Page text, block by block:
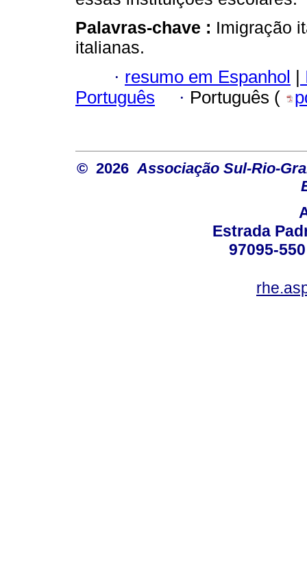
Palavras-chave : Imigração
italianas.
· resumo em Espanhol |
Português
· Português (
© 2026 Associação Sul-Rio-
Estrada
97095-